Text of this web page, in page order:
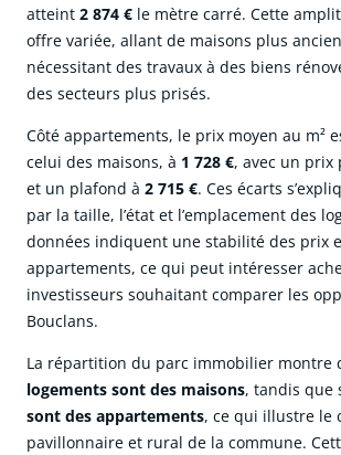
atteint 2 874 € le mètre carré. Cette
offre variée, allant de maisons plus
nécessitant des travaux à des biens
des secteurs plus prisés.
Côté appartements, le prix moyen au m²
celui des maisons, à 1 728 €, avec un prix
et un plafond à 2 715 €. Ces écarts
par la taille, l’état et l’emplacement des
données indiquent une stabilité des prix
appartements, ce qui peut intéresser
investisseurs souhaitant comparer les
Bouclans.
La répartition du parc immobilier montre
logements sont des maisons, tandis que
sont des appartements, ce qui illustre le
pavillonnaire et rural de la commune.